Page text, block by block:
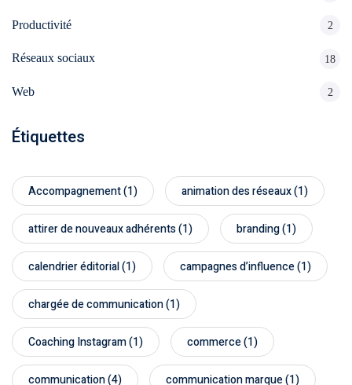
Productivité 2
Réseaux sociaux 18
Web 2
Étiquettes
Accompagnement(1) animation des réseaux(1)
attirer de nouveaux adhérents(1) branding(1)
calendrier éditorial(1) campagnes d’influence(1)
chargée de communication(1)
Coaching Instagram(1) commerce(1)
communication(4) communication marque(1)